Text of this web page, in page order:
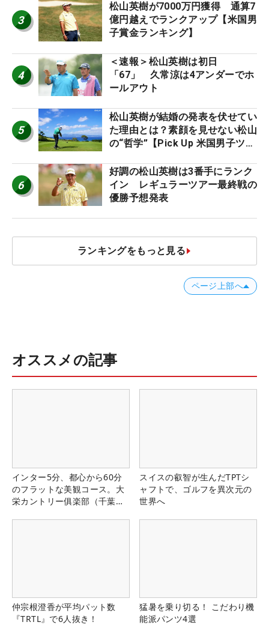
3
松山英樹が7000万円獲得 通算7
億円越えでランクアップ【米国男
子賞金ランキング】
4
＜速報＞松山英樹は初日
「67」 久常涼は4アンダーでホ
ールアウト
5
松山英樹が結婚の発表を伏せてい
た理由とは？素顔を見せない松山
の“哲学”【Pick Up 米国男子ツア
6
好調の松山英樹は3番手にランク
イン レギュラーツアー最終戦の
優勝予想発表
ランキングをもっと見る
ページ上部へ
オススメの記事
インター5分、都心から60分
のフラットな美観コース。大
栄カントリー俱楽部（千葉
スイスの叡智が生んだTPTシ
ャフトで、ゴルフを異次元の
世界へ
仲宗根澄香が平均パット数
『TRTL』で6人抜き！
猛暑を乗り切る！ こだわり機
能派パンツ4選